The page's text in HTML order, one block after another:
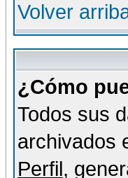
Volver
¿Cómo
Todos sus
archivados
Perfil,